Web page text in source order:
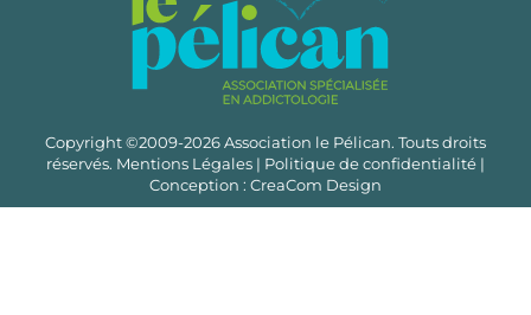
Copyright ©2009-2026 Association le Pélican. Touts droits
réservés. Mentions Légales | Politique de confidentialité |
Conception : CreaCom Design